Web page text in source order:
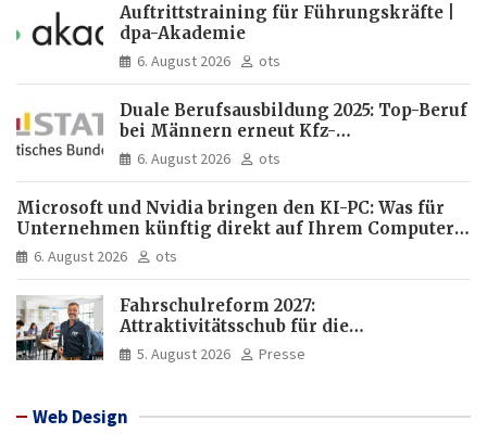
Auftrittstraining für Führungskräfte |
dpa-Akademie
6. August 2026 ots
Duale Berufsausbildung 2025: Top-Beruf
bei Männern erneut Kfz-
Mechatroniker, bei Frauen
medizinische Fachangestellte
6. August 2026 ots
Microsoft und Nvidia bringen den KI-PC: Was für
Unternehmen künftig direkt auf Ihrem Computer
läuft und was weiter in der Cloud bleibt
6. August 2026 ots
Fahrschulreform 2027:
Attraktivitätsschub für die
Fahrlehrerausbildung
5. August 2026 Presse
Web Design